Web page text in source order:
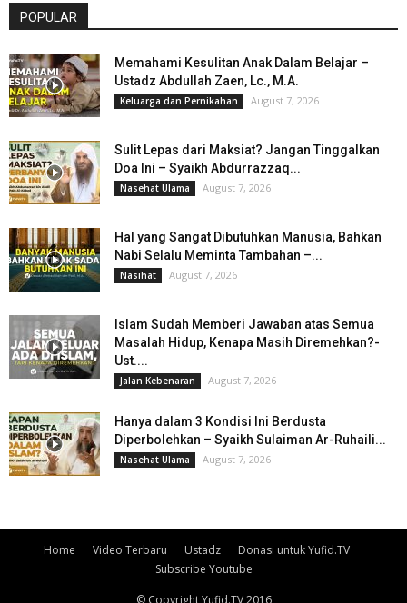
POPULAR
Memahami Kesulitan Anak Dalam Belajar –
Ustadz Abdullah Zaen, Lc., M.A.
Keluarga dan Pernikahan August 7, 2026
Sulit Lepas dari Maksiat? Jangan Tinggalkan
Doa Ini – Syaikh Abdurrazzaq...
Nasehat Ulama August 7, 2026
Hal yang Sangat Dibutuhkan Manusia, Bahkan
Nabi Selalu Meminta Tambahan –...
Nasihat August 7, 2026
Islam Sudah Memberi Jawaban atas Semua
Masalah Hidup, Kenapa Masih Diremehkan?-
Ust....
Jalan Kebenaran August 7, 2026
Hanya dalam 3 Kondisi Ini Berdusta
Diperbolehkan – Syaikh Sulaiman Ar-Ruhaili...
Nasehat Ulama August 7, 2026
Home Video Terbaru Ustadz
Donasi untuk Yufid.TV
Subscribe Youtube
© Copyright Yufid.TV 2016